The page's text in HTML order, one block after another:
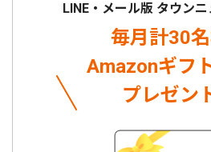
LINE・メール版 タウン
毎月計30
Amazonギフ
プレゼン